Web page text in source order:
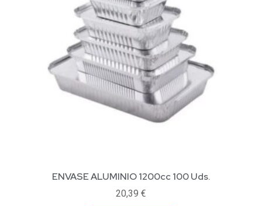
ENVASE ALUMINIO 1200cc 100 Uds.
20,39 €